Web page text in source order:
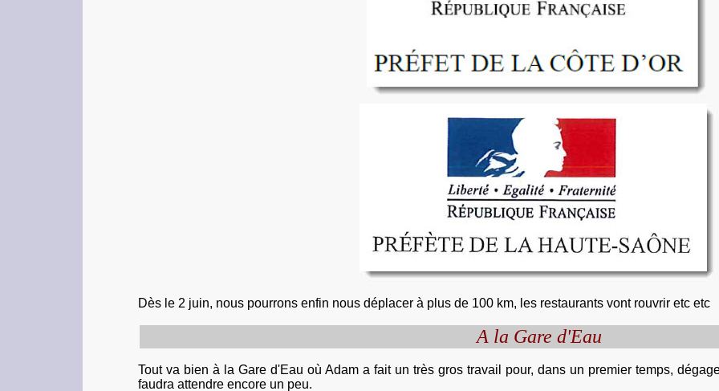
Dès le 2 juin, nous pourrons enfin nous déplacer à plus de 100 km, les restaurants vont rouvrir etc etc
A la Gare d'Eau
Tout va bien à la Gare d'Eau où Adam a fait un très gros travail pour, dans un premier temps,
faudra attendre encore un peu.